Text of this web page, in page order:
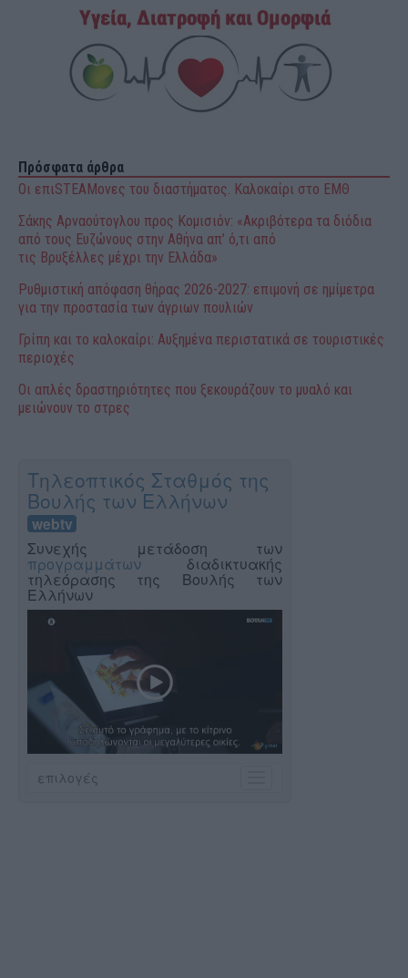
Πρόσφατα άρθρα
Οι επιSTEAMονες του διαστήματος. Καλοκαίρι στο ΕΜΘ
Σάκης Αρναούτογλου προς Κομισιόν: «Ακριβότερα τα διόδια
από τους Ευζώνους στην Αθήνα απ’ ό,τι από
τις Βρυξέλλες μέχρι την Ελλάδα»
Ρυθμιστική απόφαση θήρας 2026-2027: επιμονή σε ημίμετρα
για την προστασία των άγριων πουλιών
Γρίπη και το καλοκαίρι: Αυξημένα περιστατικά σε τουριστικές
περιοχές
Οι απλές δραστηριότητες που ξεκουράζουν το μυαλό και
μειώνουν το στρες